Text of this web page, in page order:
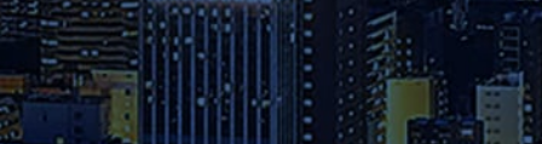
の詳細をご確認ください。
資料請求